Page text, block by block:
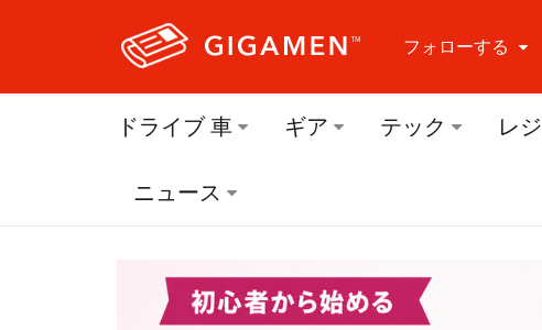
フォローする
フォローす
ドライブ 車 ギア テック レ
ニュース